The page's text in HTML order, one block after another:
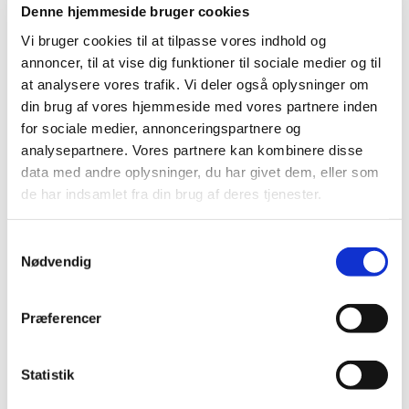
Denne hjemmeside bruger cookies
Vi bruger cookies til at tilpasse vores indhold og
annoncer, til at vise dig funktioner til sociale medier og til
at analysere vores trafik. Vi deler også oplysninger om
din brug af vores hjemmeside med vores partnere inden
for sociale medier, annonceringspartnere og
analysepartnere. Vores partnere kan kombinere disse
data med andre oplysninger, du har givet dem, eller som
de har indsamlet fra din brug af deres tjenester.
Nødvendig
Præferencer
Statistik
Find hele jubilæumsmagasinet her
‘Badminton Danmark Podcast’ vender stærkt
Dagens afsnit kan høres forneden eller der, hvor du
Her kan du klikke dig direkte videre til
dette link